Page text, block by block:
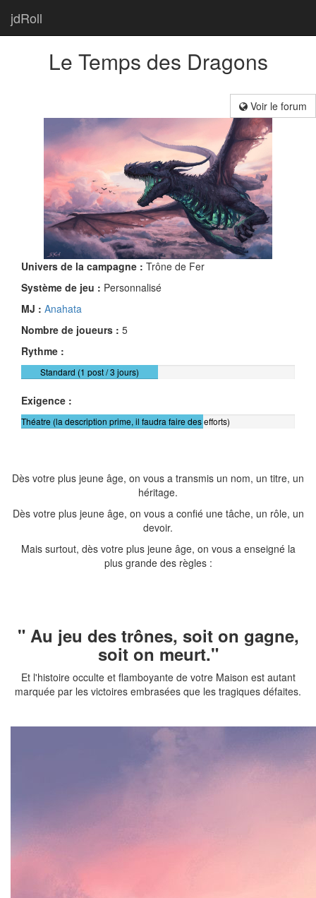
jdRoll
Le Temps des Dragons
Voir le forum
Univers de la campagne : Trône de Fer
Système de jeu : Personnalisé
MJ : Anahata
Nombre de joueurs : 5
Rythme :
Standard (1 post / 3 jours)
Exigence :
Théatre (la description prime, il faudra faire des efforts)
Dès votre plus jeune âge, on vous a transmis un nom, un titre, un
héritage.
Dès votre plus jeune âge, on vous a confié une tâche, un rôle, un
devoir.
Mais surtout, dès votre plus jeune âge, on vous a enseigné la
plus grande des règles :
" Au jeu des trônes, soit on gagne,
soit on meurt."
Et l'histoire occulte et flamboyante de votre Maison est autant
marquée par les victoires embrasées que les tragiques défaites.